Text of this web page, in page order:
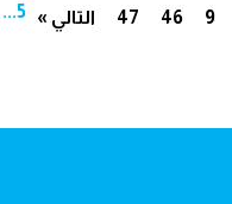
5 9
... 46
47 التالي »